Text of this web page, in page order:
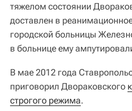
тяжелом состоянии
доставлен в
городской больницы
в больнице ему
В мае 2012 года
приговорил Двораковского
строгого режима.